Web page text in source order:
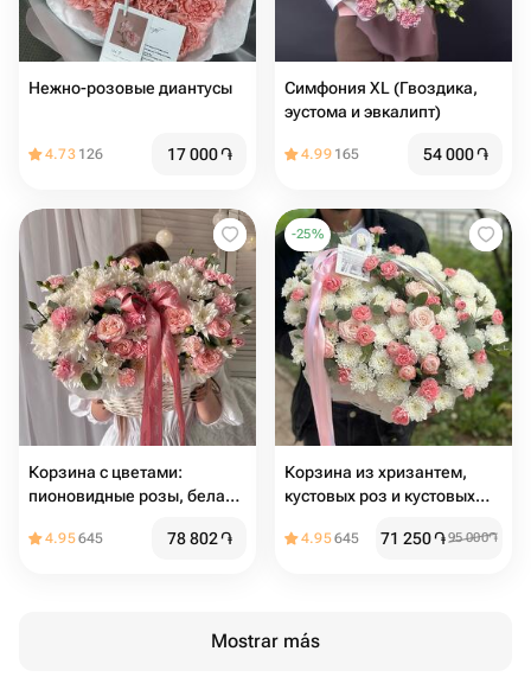
Нежно-розовые диантусы
4.73 126 17 000֏
Симфония XL (Гвоздика,
эустома и эвкалипт)
4.99 165 54 000֏
Корзина с цветами:
пионовидные розы, белая
веточки эвкалипта🌸
4.95645 78 802֏
-25%
Корзина из хризантем,
кустовых роз и кустовых
4.95645 71 250֏95 000֏
Mostrar más